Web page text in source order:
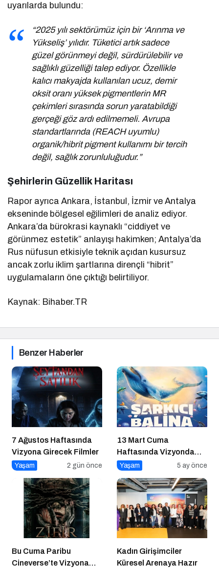
uyarılarda bulundu:
“2025 yılı sektörümüz için bir ‘Arınma ve
Yükseliş’ yılıdır. Tüketici artık sadece
güzel görünmeyi değil, sürdürülebilir ve
sağlıklı güzelliği talep ediyor. Özellikle
kalıcı makyajda kullanılan ucuz, demir
oksit oranı yüksek pigmentlerin MR
çekimleri sırasında sorun yaratabildiği
gerçeği göz ardı edilmemeli. Avrupa
standartlarında (REACH uyumlu)
organik/hibrit pigment kullanımı bir tercih
değil, sağlık zorunluluğudur.”
Şehirlerin Güzellik Haritası
Rapor ayrıca Ankara, İstanbul, İzmir ve Antalya
ekseninde bölgesel eğilimleri de analiz ediyor.
Ankara’da bürokrasi kaynaklı “ciddiyet ve
görünmez estetik” anlayışı hakimken; Antalya’da
Rus nüfusun etkisiyle teknik açıdan kusursuz
ancak zorlu iklim şartlarına dirençli “hibrit”
uygulamaların öne çıktığı belirtiliyor.
Kaynak: Bihaber.TR
Benzer Haberler
7 Ağustos Haftasında
Vizyona Girecek Filmler
Yaşam 2 gün önce
13 Mart Cuma
Haftasında Vizyonda
Hangi Filmler Var?
Yaşam 5 ay önce
Bu Cuma Paribu
Cineverse’te Vizyona
Kadın Girişimciler
Küresel Arenaya Hazır